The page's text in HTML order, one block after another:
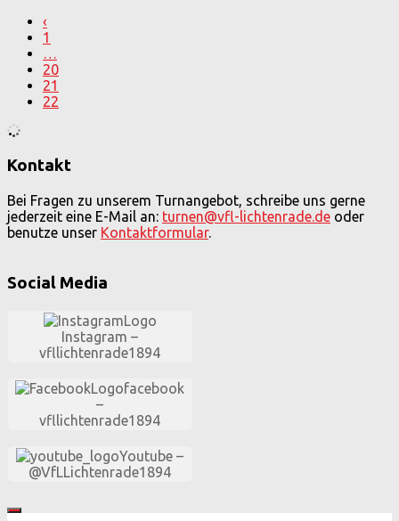
‹
1
…
20
21
22
Kontakt
Bei Fragen zu unserem Turnangebot, schreibe uns gerne
jederzeit eine E-Mail an: turnen@vfl-lichtenrade.de oder
benutze unser Kontaktformular.
Social Media
Instagram –
vfllichtenrade1894
facebook
–
vfllichtenrade1894
Youtube –
@VfLLichtenrade1894